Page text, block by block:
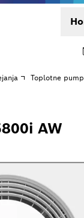
Toplotne
AW